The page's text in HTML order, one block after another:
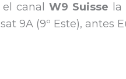
canal W9 Suisse la
9A (9º Este), antes